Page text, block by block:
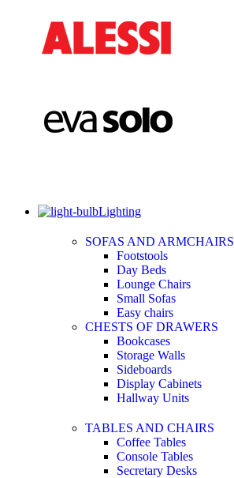
Lighting
SOFAS AND ARMCHAIRS
Footstools
Day Beds
Lounge Chairs
Small Sofas
Easy chairs
CHESTS OF DRAWERS
Bookcases
Storage Walls
Sideboards
Display Cabinets
Hallway Units
TABLES AND CHAIRS
Coffee Tables
Console Tables
Secretary Desks